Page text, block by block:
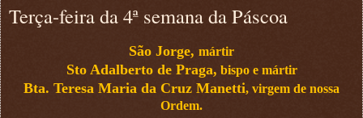
Terça-feira da 4ª semana da Páscoa
São Jorge, mártir
Sto Adalberto de Praga, bispo e mártir
Bta. Teresa Maria da Cruz Manetti, virgem de nossa
Ordem.